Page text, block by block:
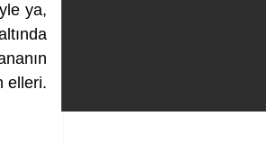
ya,
elleri.